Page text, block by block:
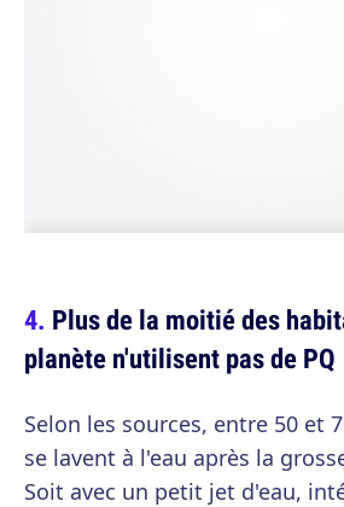
Plus de la moitié des
planète n'utilisent pas de PQ
Selon les sources, entre 50 et
se lavent à l'eau après la
Soit avec un petit jet d'eau,